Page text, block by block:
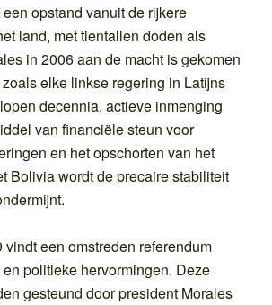
opstand vanuit de rijkere
land, met tientallen doden als
in 2006 aan de macht is gekomen
elke linkse regering in Latijns
decennia, actieve inmenging
van financiële steun voor
en het opschorten van het
Bolivia wordt de precaire stabiliteit
een omstreden referendum
politieke hervormingen. Deze
gesteund door president Morales